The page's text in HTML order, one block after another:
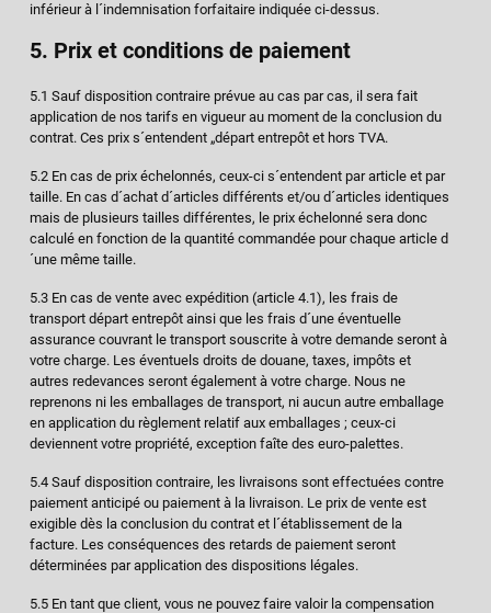
inférieur à l´indemnisation forfaitaire indiquée ci-dessus.
5. Prix et conditions de paiement
5.1 Sauf disposition contraire prévue au cas par cas, il sera fait
application de nos tarifs en vigueur au moment de la conclusion du
contrat. Ces prix s´entendent „départ entrepôt et hors TVA.
5.2 En cas de prix échelonnés, ceux-ci s´entendent par article et par
taille. En cas d´achat d´articles différents et/ou d´articles identiques
mais de plusieurs tailles différentes, le prix échelonné sera donc
calculé en fonction de la quantité commandée pour chaque article d
´une même taille.
5.3 En cas de vente avec expédition (article 4.1), les frais de
transport départ entrepôt ainsi que les frais d´une éventuelle
assurance couvrant le transport souscrite à votre demande seront à
votre charge. Les éventuels droits de douane, taxes, impôts et
autres redevances seront également à votre charge. Nous ne
reprenons ni les emballages de transport, ni aucun autre emballage
en application du règlement relatif aux emballages ; ceux-ci
deviennent votre propriété, exception faîte des euro-palettes.
5.4 Sauf disposition contraire, les livraisons sont effectuées contre
paiement anticipé ou paiement à la livraison. Le prix de vente est
exigible dès la conclusion du contrat et l´établissement de la
facture. Les conséquences des retards de paiement seront
déterminées par application des dispositions légales.
5.5 En tant que client, vous ne pouvez faire valoir la compensation